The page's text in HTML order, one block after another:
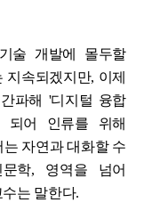
술 개발에 몰두할
속되겠지만, 이제
파해 '디지털 융합
되어 인류를 위해
자연과 대화할 수
학, 영역을 넘어
는 말한다.